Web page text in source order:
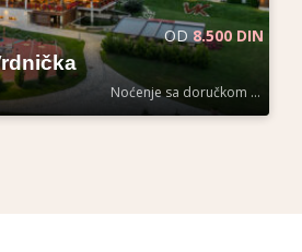
OD8.500 DIN
Noćenje sa doručkom po osobi